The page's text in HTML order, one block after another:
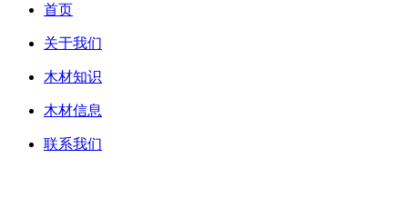
首页
关于我们
木材知识
木材信息
联系我们